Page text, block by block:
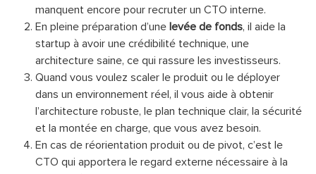
manquent encore pour recruter un CTO interne.
En pleine préparation d’une levée de fonds, il aide la
startup à avoir une crédibilité technique, une
architecture saine, ce qui rassure les investisseurs.
Quand vous voulez scaler le produit ou le déployer
dans un environnement réel, il vous aide à obtenir
l’architecture robuste, le plan technique clair, la sécurité
et la montée en charge, que vous avez besoin.
En cas de réorientation produit ou de pivot, c’est le
CTO qui apportera le regard externe nécessaire à la